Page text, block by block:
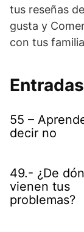
tus reseñas
gusta y
con tus
55 –
decir no
49.- ¿De
vienen tus
problemas?